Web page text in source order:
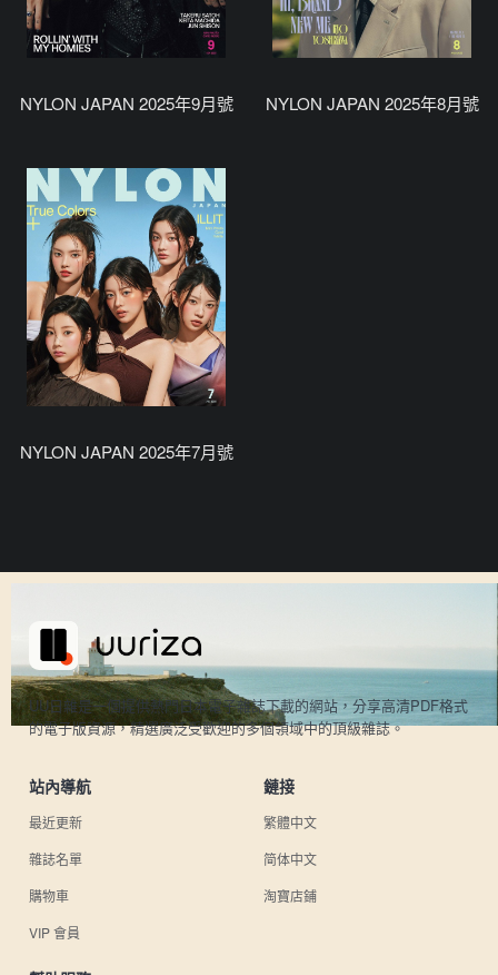
NYLON JAPAN 2025年9月號 NYLON JAPAN 2025年8月號
NYLON JAPAN 2025年7月號
UU日雜是一個提供熱門日本電子雜誌下載的網站，分享高清PDF格式
的電子版資源，精選廣泛受歡迎的多個領域中的頂級雜誌。
站內導航
最近更新
雜誌名單
購物車
VIP 會員
鏈接
繁體中文
简体中文
淘寶店鋪